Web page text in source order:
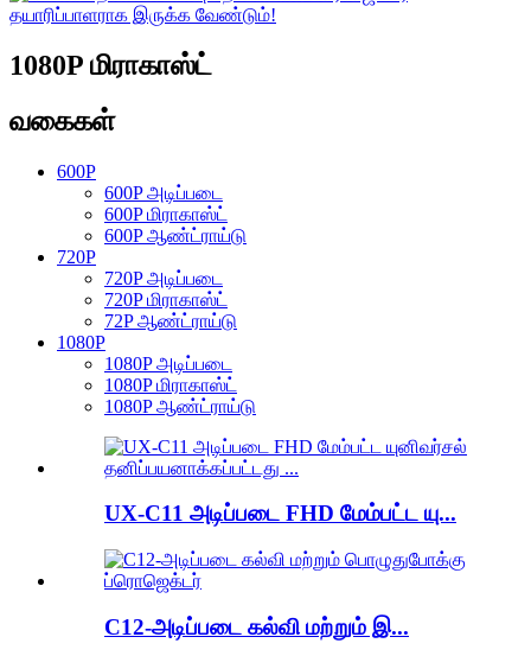
1080P மிராகாஸ்ட்
வகைகள்
600P
600P அடிப்படை
600P மிராகாஸ்ட்
600P ஆண்ட்ராய்டு
720P
720P அடிப்படை
720P மிராகாஸ்ட்
72P ஆண்ட்ராய்டு
1080P
1080P அடிப்படை
1080P மிராகாஸ்ட்
1080P ஆண்ட்ராய்டு
UX-C11 அடிப்படை FHD மேம்பட்ட யு...
C12-அடிப்படை கல்வி மற்றும் இ...